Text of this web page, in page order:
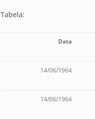
Tabela:
Data
14/06/1964
14/06/1964